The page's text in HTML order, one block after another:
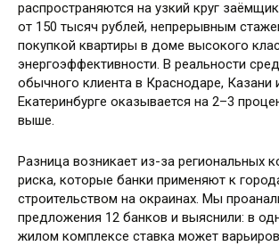
распространяются на узкий круг
от 150 тысяч рублей, непрерывным
покупкой квартиры в доме высокого
энергоэффективности. В реальности
обычного клиента в Краснодаре, Казани
Екатеринбурге оказывается на 2–3
выше.
Разница возникает из-за региональных
риска, которые банки применяют к
строительством на окраинах. Мы
предложения 12 банков и выяснили: в
жилом комплексе ставка может